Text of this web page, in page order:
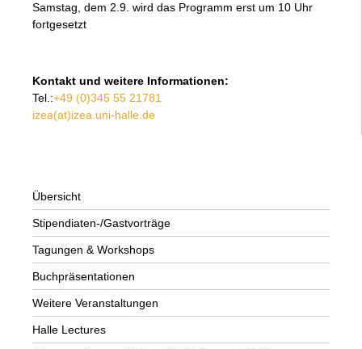
Samstag, dem 2.9. wird das Programm erst um 10 Uhr
fortgesetzt
Kontakt und weitere Informationen:
Tel.:+49 (0)345 55 21781
izea(at)izea.uni-halle.de
Übersicht
Stipendiaten-/Gastvorträge
Tagungen & Workshops
Buchpräsentationen
Weitere Veranstaltungen
Halle Lectures